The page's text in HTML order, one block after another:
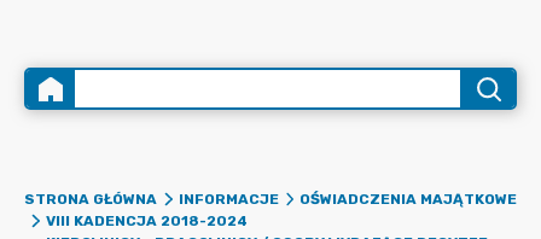
STRONA GŁÓWNA INFORMACJE
OŚWIADCZENIA MAJĄTKOWE
VIII KADENCJA 2018-2024